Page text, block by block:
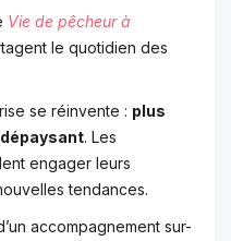
Vie de pêcheur à
le quotidien des
se réinvente : plus
. Les
engager leurs
tendances.
accompagnement sur-